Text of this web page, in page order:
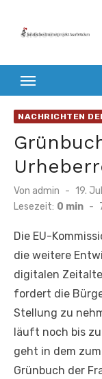
Inhalt
NACHRICHTEN
Von admin
am
19.
Lesezeit: 0 min -
Die EU-
die weitere
digitalen
fordert die
Stellung zu
läuft noch bis
geht in dem
Grünbuch der